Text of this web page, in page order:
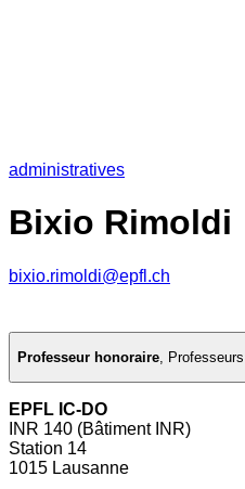
administratives
Bixio Rimoldi
bixio.rimoldi@epfl.ch
Professeur honoraire,
EPFL IC-DO
INR 140 (Bâtiment INR)
Station 14
1015 Lausanne